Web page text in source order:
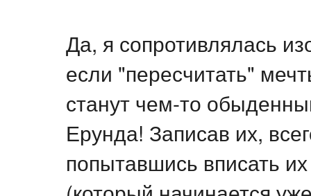
Да, я сопротивлялась
если "пересчитать"
станут чем-то
Ерунда! Записав их,
попытавшись вписать